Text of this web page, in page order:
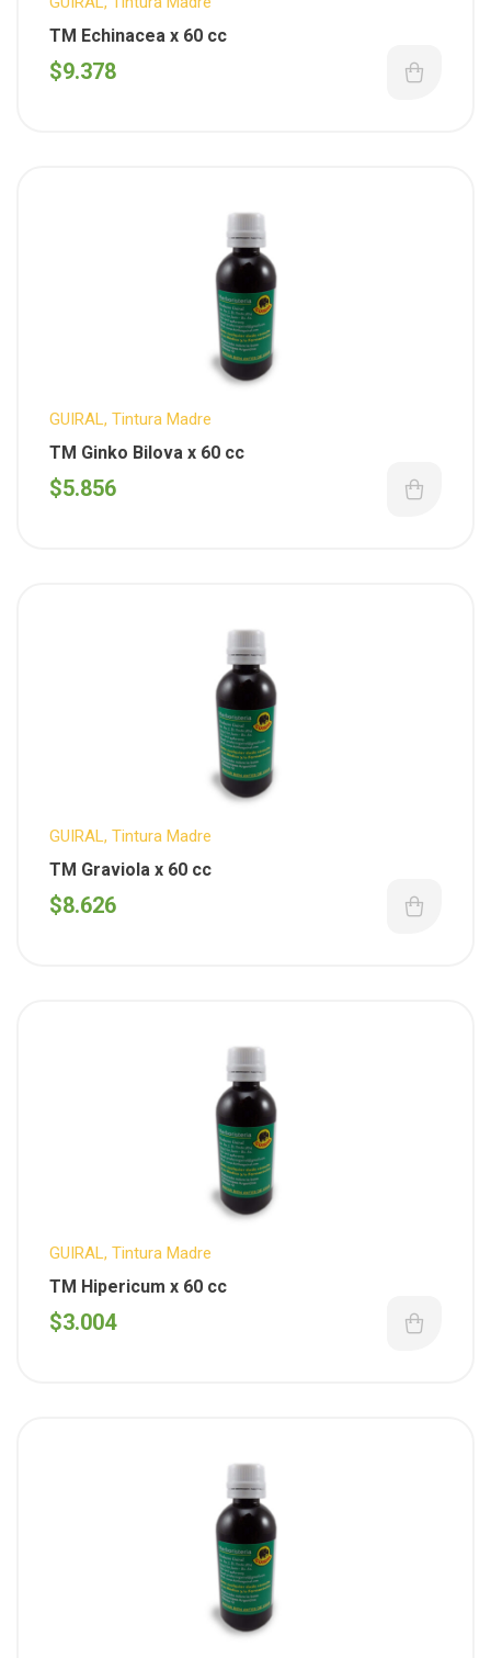
TM Echinacea x 60 cc
$9.378
GUIRAL , Tintura Madre
TM Ginko Bilova x 60 cc
$5.856
GUIRAL , Tintura Madre
TM Graviola x 60 cc
$8.626
GUIRAL , Tintura Madre
TM Hipericum x 60 cc
$3.004